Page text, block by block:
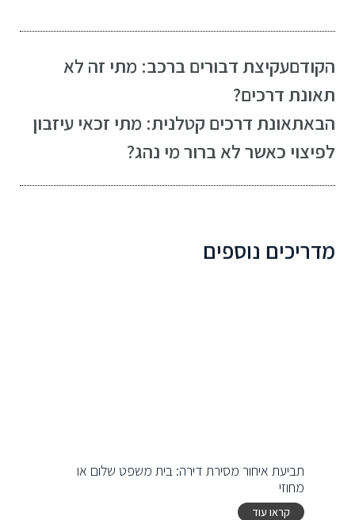
הקודםעקיצת דבורים ברכב: מתי זה לא
תאונת דרכים?
הבאתאונת דרכים קטלנית: מתי זכאי עיזבון
לפיצוי כאשר לא ברור מי נהג?
מדריכים נוספים
תביעת איחור מסירת דירה: בית משפט שלום או
מחוזי
קראו עוד